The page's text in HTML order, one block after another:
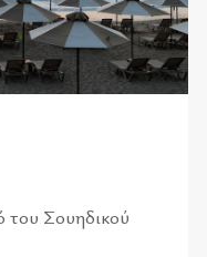
του Σου­η­δι­κού